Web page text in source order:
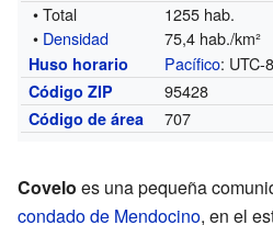
• Total
1255 hab.
• Densidad 75,4 hab./km²
Huso horario Pacífico: UTC-
Código ZIP 95428
Código de área 707
Covelo es una pequeña
condado de Mendocino, en el